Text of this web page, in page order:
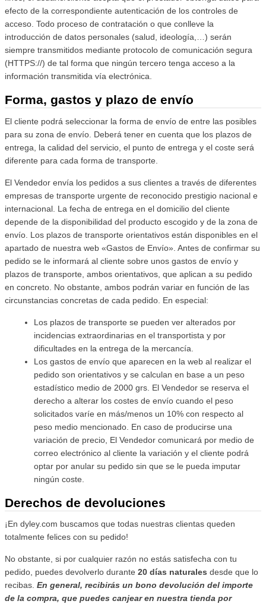
efecto de la correspondiente autenticación de los controles de
acceso. Todo proceso de contratación o que conlleve la
introducción de datos personales (salud, ideología,…) serán
siempre transmitidos mediante protocolo de comunicación segura
(HTTPS://) de tal forma que ningún tercero tenga acceso a la
información transmitida vía electrónica.
Forma, gastos y plazo de envío
El cliente podrá seleccionar la forma de envío de entre las posibles
para su zona de envío. Deberá tener en cuenta que los plazos de
entrega, la calidad del servicio, el punto de entrega y el coste será
diferente para cada forma de transporte.
El Vendedor envía los pedidos a sus clientes a través de diferentes
empresas de transporte urgente de reconocido prestigio nacional e
internacional. La fecha de entrega en el domicilio del cliente
depende de la disponibilidad del producto escogido y de la zona de
envío. Los plazos de transporte orientativos están disponibles en el
apartado de nuestra web «Gastos de Envío». Antes de confirmar su
pedido se le informará al cliente sobre unos gastos de envío y
plazos de transporte, ambos orientativos, que aplican a su pedido
en concreto. No obstante, ambos podrán variar en función de las
circunstancias concretas de cada pedido. En especial:
Los plazos de transporte se pueden ver alterados por
incidencias extraordinarias en el transportista y por
dificultades en la entrega de la mercancía.
Los gastos de envío que aparecen en la web al realizar el
pedido son orientativos y se calculan en base a un peso
estadístico medio de 2000 grs. El Vendedor se reserva el
derecho a alterar los costes de envío cuando el peso
solicitados varíe en más/menos un 10% con respecto al
peso medio mencionado. En caso de producirse una
variación de precio, El Vendedor comunicará por medio de
correo electrónico al cliente la variación y el cliente podrá
optar por anular su pedido sin que se le pueda imputar
ningún coste.
Derechos de devoluciones
¡En dyley.com buscamos que todas nuestras clientas queden
totalmente felices con su pedido!
No obstante, si por cualquier razón no estás satisfecha con tu
pedido, puedes devolverlo durante 20 días naturales desde que lo
recibas. En general, recibirás un bono devolución del importe
de la compra, que puedes canjear en nuestra tienda por